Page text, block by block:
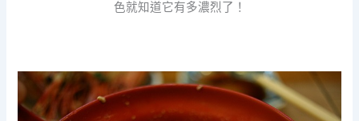
色就知道它有多濃烈了！